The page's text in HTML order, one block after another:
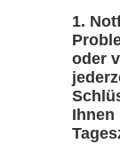
oder
Ihnen